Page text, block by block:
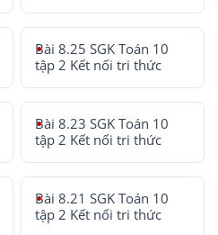
Bài 8.25 SGK Toán 10
tập 2 Kết nối tri thức
Bài 8.23 SGK Toán 10
tập 2 Kết nối tri thức
Bài 8.21 SGK Toán 10
tập 2 Kết nối tri thức